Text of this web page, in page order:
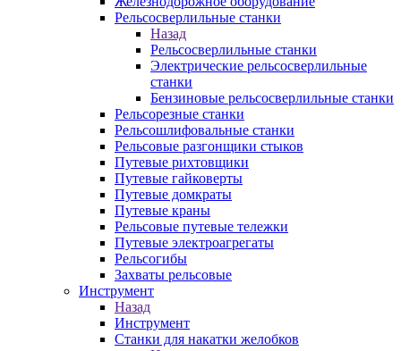
Рельсосверлильные станки
Назад
Рельсосверлильные станки
Электрические рельсосверлильные
станки
Бензиновые рельсосверлильные станки
Рельсорезные станки
Рельсошлифовальные станки
Рельсовые разгонщики стыков
Путевые рихтовщики
Путевые гайковерты
Путевые домкраты
Путевые краны
Рельсовые путевые тележки
Путевые электроагрегаты
Рельсогибы
Захваты рельсовые
Инструмент
Назад
Инструмент
Станки для накатки желобков